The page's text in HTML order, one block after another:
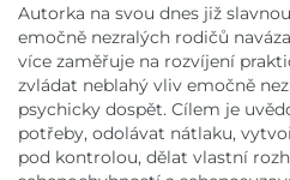
Autorka na svou dnes již
emočně nezralých rodičů
více zaměřuje na rozvíjení
zvládat neblahý vliv emočně
psychicky dospět. Cílem je
potřeby, odolávat nátlaku,
pod kontrolou, dělat vlastní